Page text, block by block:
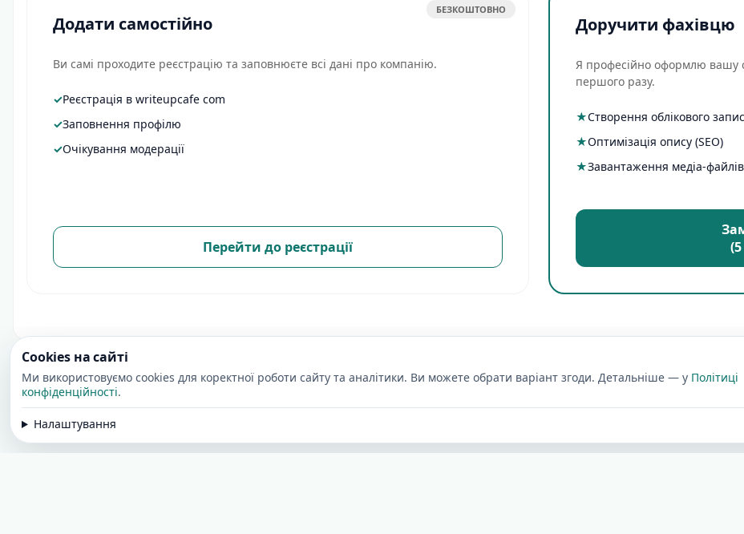
БЕЗКОШТОВНО
Додати самостійно
Ви самі проходите реєстрацію та заповнюєте всі дані про компанію.
✓Реєстрація в writeupcafe com
✓Заповнення профілю
✓Очікування модерації
Перейти до реєстрації
Доручити фахівцю
Я професійно оформлю вашу
першого разу.
★Створення облікового
★Оптимізація опису (SEO)
★Завантаження медіа-файлів
Cookies на сайті
Ми використовуємо cookies для коректної роботи сайту та аналітики. Ви можете обрати варіант згоди. Детальніше — у Політиці
конфіденційності.
Налаштування